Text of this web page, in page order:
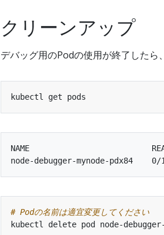
クリーンアップ
デバッグ用のPodの使用が終了したら
NAME                          READY
# Podの名前は適宜変更してください